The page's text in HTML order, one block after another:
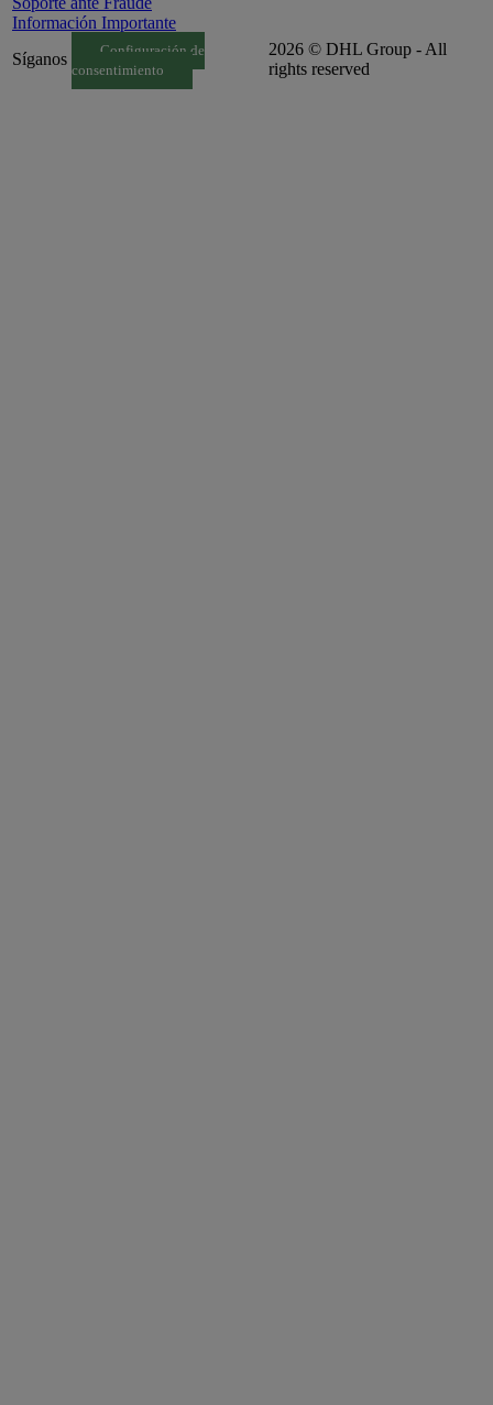
Información Importante
Síganos
Configuración de
consentimiento
2026 © DHL Group - All
rights reserved